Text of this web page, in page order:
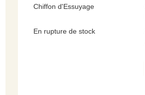
Chiffon d'Essuyage
En rupture de stock